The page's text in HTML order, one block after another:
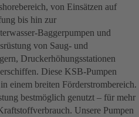
von Einsätzen auf
bis hin zur
Baggerpumpen und
von Saug- und
Druckerhöhungsstationen
Diese KSB-Pumpen
einem breiten Förderstrombereich.
bestmöglich genutzt – für mehr
Unsere Pumpen